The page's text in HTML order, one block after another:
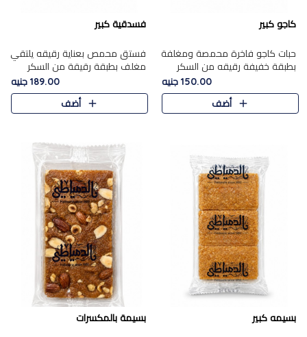
كاجو كبير
حبات كاجو فاخرة محمصة ومغلفة
بطبقة خفيفة رقيقه من السكر
المكرمل، تجمع بين توازن النعومة
زبدية غنية فاخرة والقرمشة
المرضية في حلوى شرقية بطاب..
150.00 جنيه
أضف
فسدقية كبير
فستق محمص بعناية رقيقه يلتقي
مغلف بطبقة رقيقة من السكر
المكرمل، ليقدم مذاقًا فاخرًا حلوي
شرقية فاخرة ونكهة غنية ناتي تميز
كل قطعة و قوام هش
189.00 جنيه
أضف
بسيمه كبير بسيمة بالمكسرات